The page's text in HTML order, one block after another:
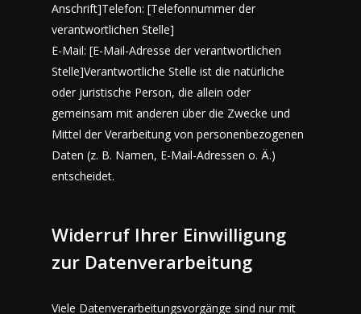
Anschrift]Telefon: [Telefonnummer der
verantwortlichen Stelle]
E-Mail: [E-Mail-Adresse der verantwortlichen
Stelle]Verantwortliche Stelle ist die natürliche
oder juristische Person, die allein oder
gemeinsam mit anderen über die Zwecke und
Mittel der Verarbeitung von personenbezogenen
Daten (z. B. Namen, E-Mail-Adressen o. Ä.)
entscheidet.
Widerruf Ihrer Einwilligung
zur Datenverarbeitung
Viele Datenverarbeitungsvorgänge sind nur mit